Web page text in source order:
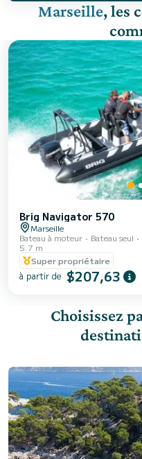
Marseille, les
Brig Navigator 570
Marseille
Bateau à moteur
Bateau seul
5.7 m
Super propriétaire
à partir de $207,63
Choisissez